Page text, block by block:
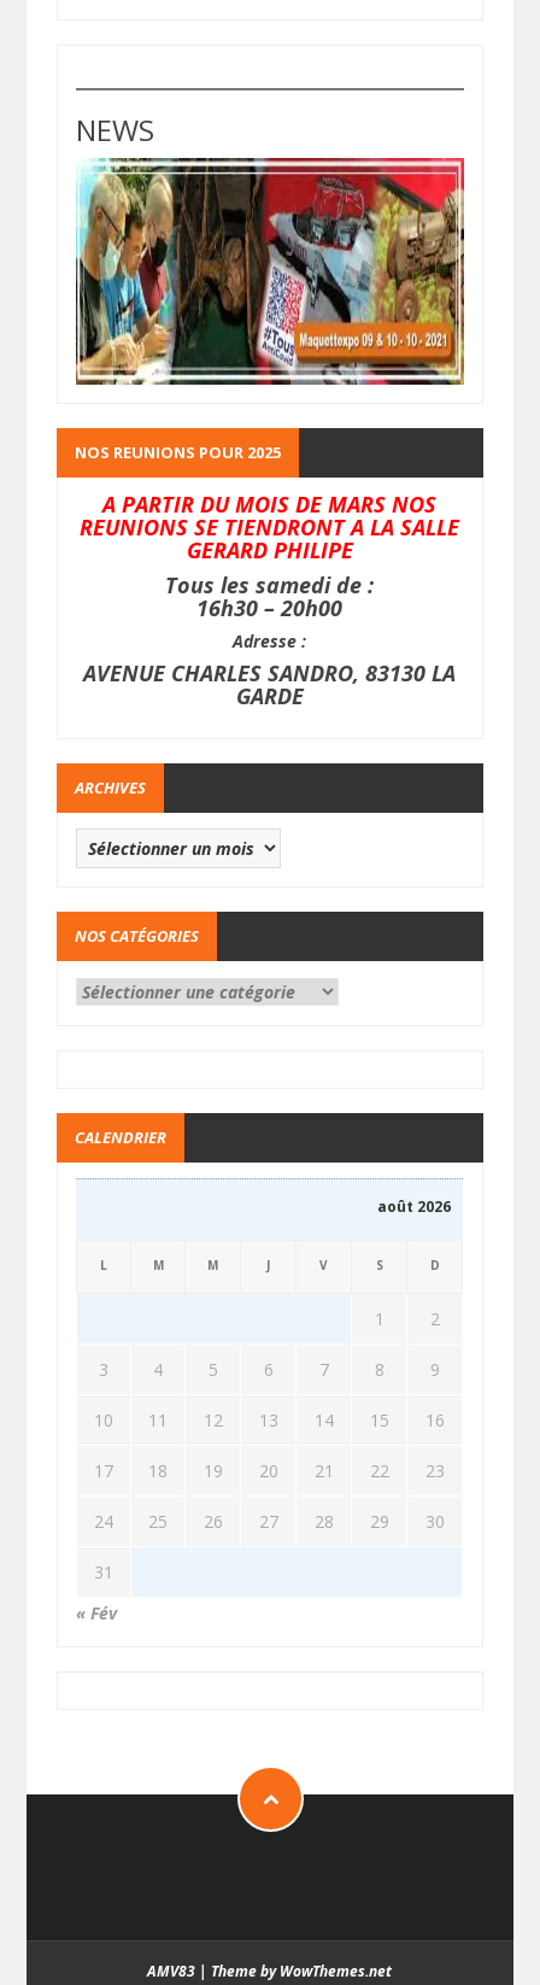
NEWS
NOS REUNIONS POUR 2025
A PARTIR DU MOIS DE MARS NOS
REUNIONS SE TIENDRONT A LA SALLE
GERARD PHILIPE
Tous les samedi de :
16h30 – 20h00
Adresse :
AVENUE CHARLES SANDRO, 83130 LA
GARDE
ARCHIVES
NOS CATÉGORIES
CALENDRIER
août 2026
L M M J V S D
1 2
3 4 5 6 7 8 9
10 11 12 13 14 15 16
17 18 19 20 21 22 23
24 25 26 27 28 29 30
31
« Fév
AMV83 | Theme by WowThemes.net